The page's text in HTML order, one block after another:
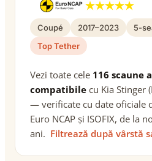
Coupé 2017–2023 5-
Top Tether
Vezi toate cele 116 scaune
compatibile cu Kia Stinger
— verificate cu date oficiale
Euro NCAP și ISOFIX, de la
ani. Filtrează după vârstă